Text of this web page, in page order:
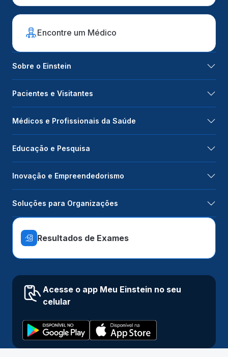
Encontre um Médico
Sobre o Einstein
Pacientes e Visitantes
Médicos e Profissionais da Saúde
Educação e Pesquisa
Inovação e Empreendedorismo
Soluções para Organizações
Resultados de Exames
Acesse o app Meu Einstein no seu
celular